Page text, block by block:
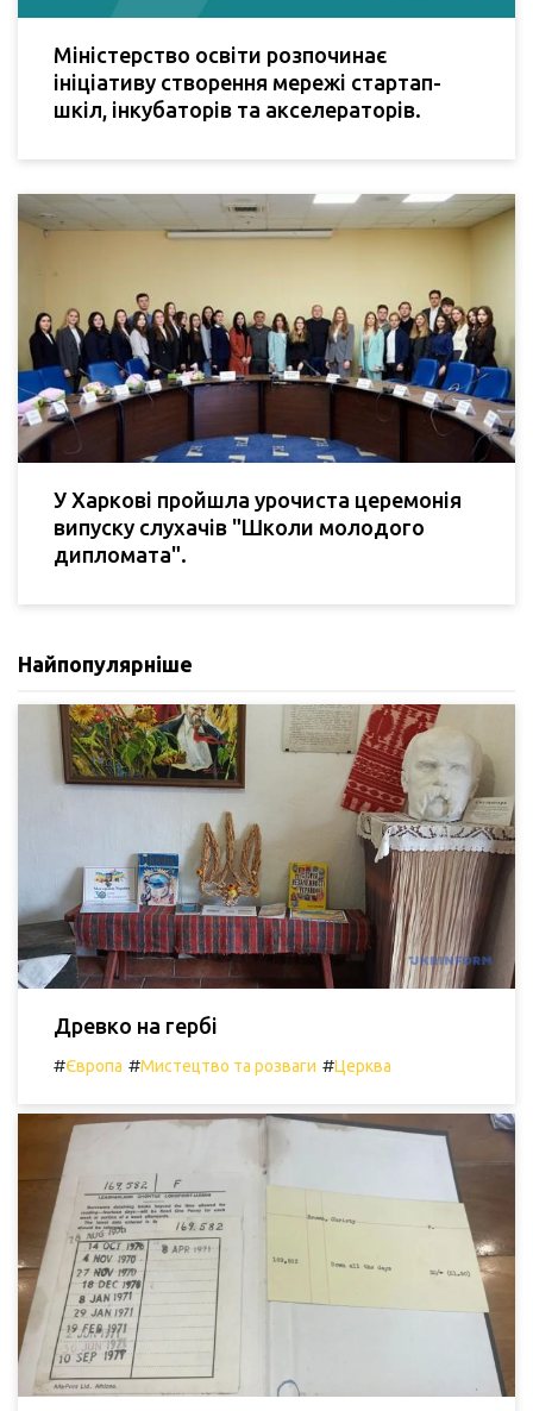
Міністерство освіти розпочинає
ініціативу створення мережі стартап-
шкіл, інкубаторів та акселераторів.
У Харкові пройшла урочиста церемонія
випуску слухачів "Школи молодого
дипломата".
Найпопулярніше
Древко на гербі
#Європа #Мистецтво та розваги #Церква